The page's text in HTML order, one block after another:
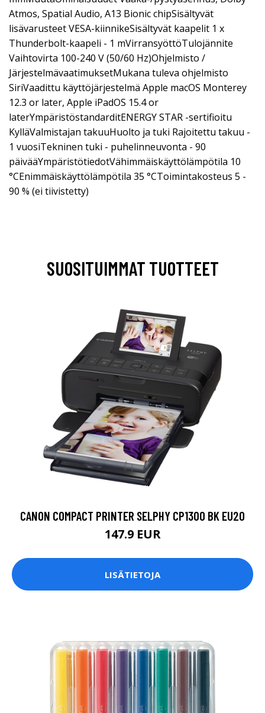
Atmos, Spatial Audio, A13 Bionic chipSisältyvät
lisävarusteet VESA-kiinnikeSisältyvät kaapelit 1 x
Thunderbolt-kaapeli - 1 mVirransyöttöTulojännite
Vaihtovirta 100-240 V (50/60 Hz)Ohjelmisto /
JärjestelmävaatimuksetMukana tuleva ohjelmisto
SiriVaadittu käyttöjärjestelmä Apple macOS Monterey
12.3 or later, Apple iPadOS 15.4 or
laterYmpäristöstandarditENERGY STAR -sertifioitu
KylläValmistajan takuuHuolto ja tuki Rajoitettu takuu -
1 vuosiTekninen tuki - puhelinneuvonta - 90
päivääYmpäristötiedotVähimmäiskäyttölämpötila 10
°CEnimmäiskäyttölämpötila 35 °CToimintakosteus 5 -
90 % (ei tiivistetty)
SUOSITUIMMAT TUOTTEET
CANON COMPACT PRINTER SELPHY CP1300 BK EU20
147.9 EUR
LISÄTIETOJA